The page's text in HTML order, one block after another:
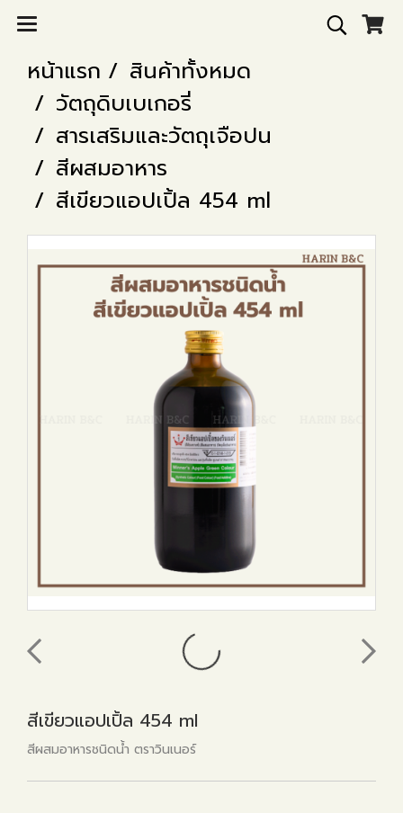
หน้าแรก
สินค้าทั้งหมด
วัตถุดิบเบเกอรี่
สารเสริมและวัตถุเจือปน
สีผสมอาหาร
สีเขียวแอปเปิ้ล 454 ml
สีเขียวแอปเปิ้ล 454 ml
สีผสมอาหารชนิดน้ำ ตราวินเนอร์